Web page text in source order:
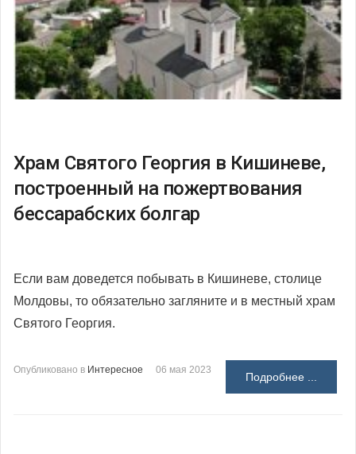
Храм Святого Георгия в Кишиневе,
построенный на пожертвования
бессарабских болгар
Если вам доведется побывать в Кишиневе, столице
Молдовы, то обязательно загляните и в местный храм
Святого Георгия.
Опубликовано в Интересное 06 мая 2023
Подробнее ...